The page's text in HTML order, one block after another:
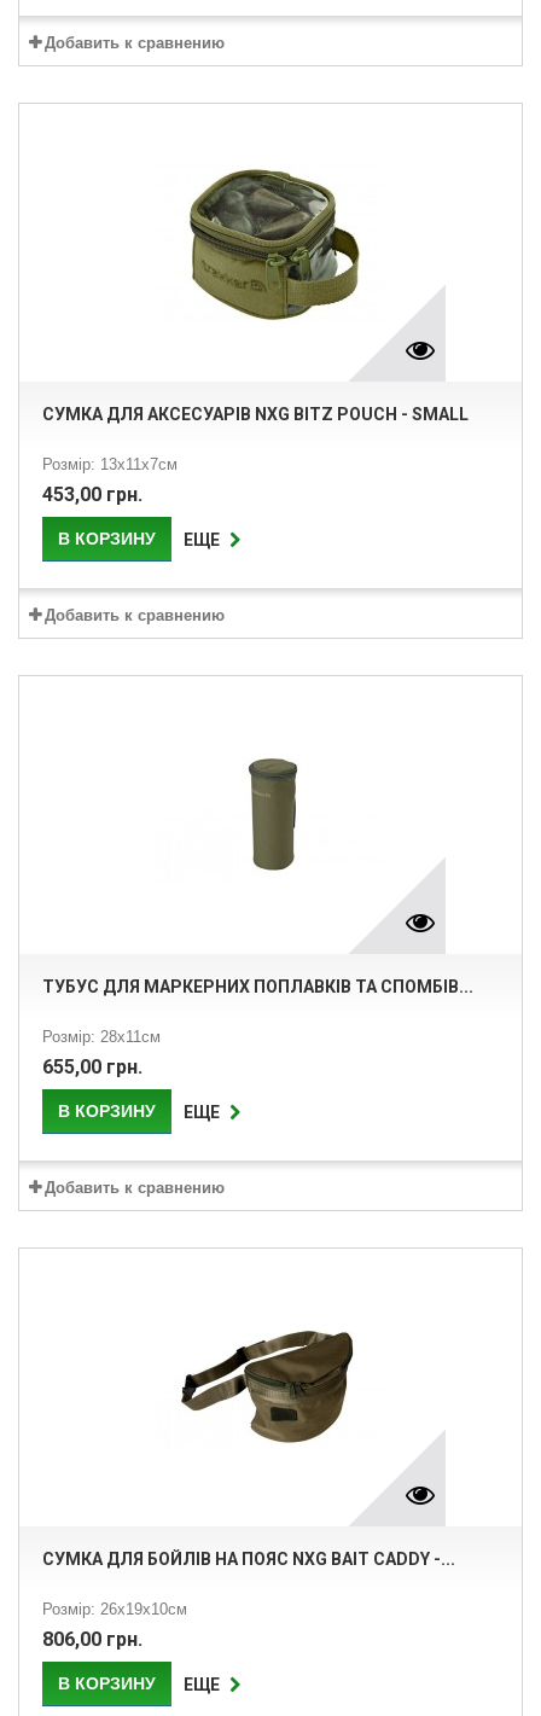
Добавить к сравнению
СУМКА ДЛЯ АКСЕСУАРІВ NXG BITZ POUCH - SMALL
Розмір: 13х11х7см
453,00 грн.
В КОРЗИНУ ЕЩЕ
Добавить к сравнению
ТУБУС ДЛЯ МАРКЕРНИХ ПОПЛАВКІВ ТА СПОМБІВ...
Розмір: 28х11см
655,00 грн.
В КОРЗИНУ ЕЩЕ
Добавить к сравнению
СУМКА ДЛЯ БОЙЛІВ НА ПОЯС NXG BAIT CADDY -...
Розмір: 26х19х10см
806,00 грн.
В КОРЗИНУ ЕЩЕ